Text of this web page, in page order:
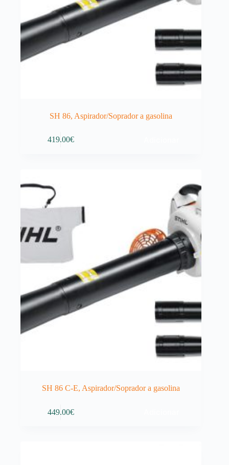
SH 86, Aspirador/Soprador a gasolina
419.00€
SH 86 C-E, Aspirador/Soprador a gasolina
449.00€